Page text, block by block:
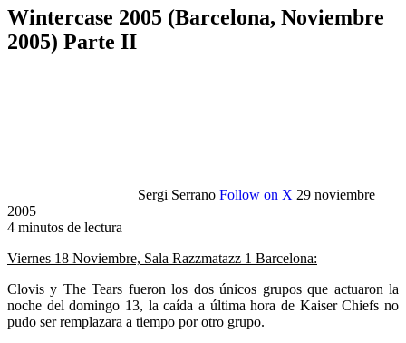
Wintercase 2005 (Barcelona, Noviembre
2005) Parte II
Sergi Serrano Follow on X 29 noviembre
2005
4 minutos de lectura
Viernes 18 Noviembre, Sala Razzmatazz 1 Barcelona:
Clovis y The Tears fueron los dos únicos grupos que actuaron la
noche del domingo 13, la caída a última hora de Kaiser Chiefs no
pudo ser remplazara a tiempo por otro grupo.